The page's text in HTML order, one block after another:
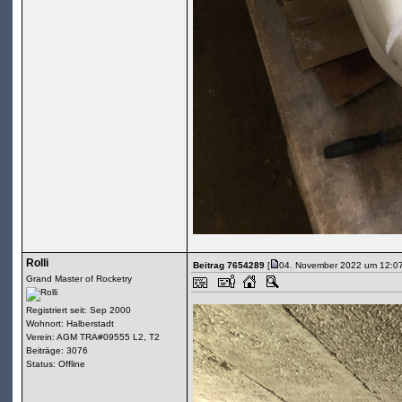
Rolli
Grand Master of Rocketry
Registriert seit: Sep 2000
Wohnort: Halberstadt
Verein: AGM TRA#09555 L2, T2
Beiträge: 3076
Status: Offline
Beitrag 7654289[ 04. November 2022 um